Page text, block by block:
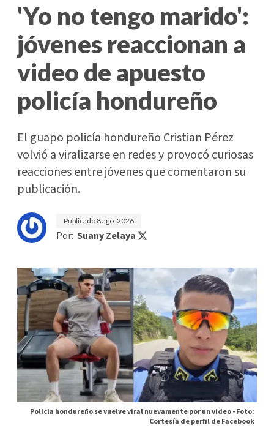
'Yo no tengo marido':
jóvenes reaccionan a
video de apuesto
policía hondureño
El guapo policía hondureño Cristian Pérez
volvió a viralizarse en redes y provocó curiosas
reacciones entre jóvenes que comentaron su
publicación.
Publicado 8 ago. 2026
Por: Suany Zelaya
Policia hondureño se vuelve viral nuevamente por un video -Foto:
Cortesía de perfil de Facebook